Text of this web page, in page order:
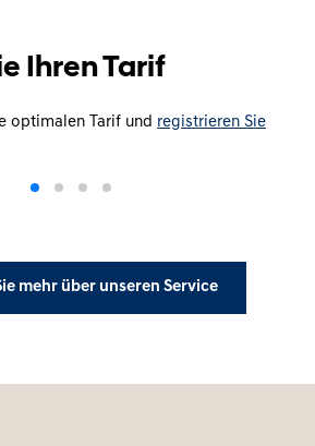
Ihren Tarif
optimalen Tarif und registrieren Sie
mehr über unseren Service